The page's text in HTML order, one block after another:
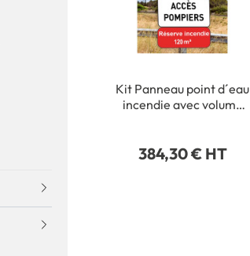
Kit Panneau point d´eau
incendie avec volume
500 x 500 mm
384,30 € HT